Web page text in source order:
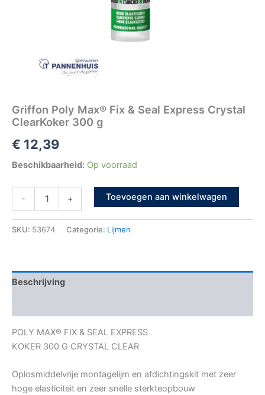
Griffon Poly Max® Fix & Seal Express Crystal
ClearKoker 300 g
€ 12,39
Beschikbaarheid: Op voorraad
- + Toevoegen aan winkelwagen
SKU: 53674 Categorie: Lijmen
Beschrijving
POLY MAX® FIX & SEAL EXPRESS
KOKER 300 G CRYSTAL CLEAR
Oplosmiddelvrije montagelijm en afdichtingskit met zeer
hoge elasticiteit en zeer snelle sterkteopbouw